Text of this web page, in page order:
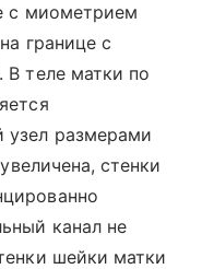
с миометрием
границе с
теле матки по
узел размерами
стенки
канал не
шейки матки